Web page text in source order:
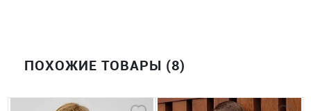
ПОХОЖИЕ ТОВАРЫ (8)